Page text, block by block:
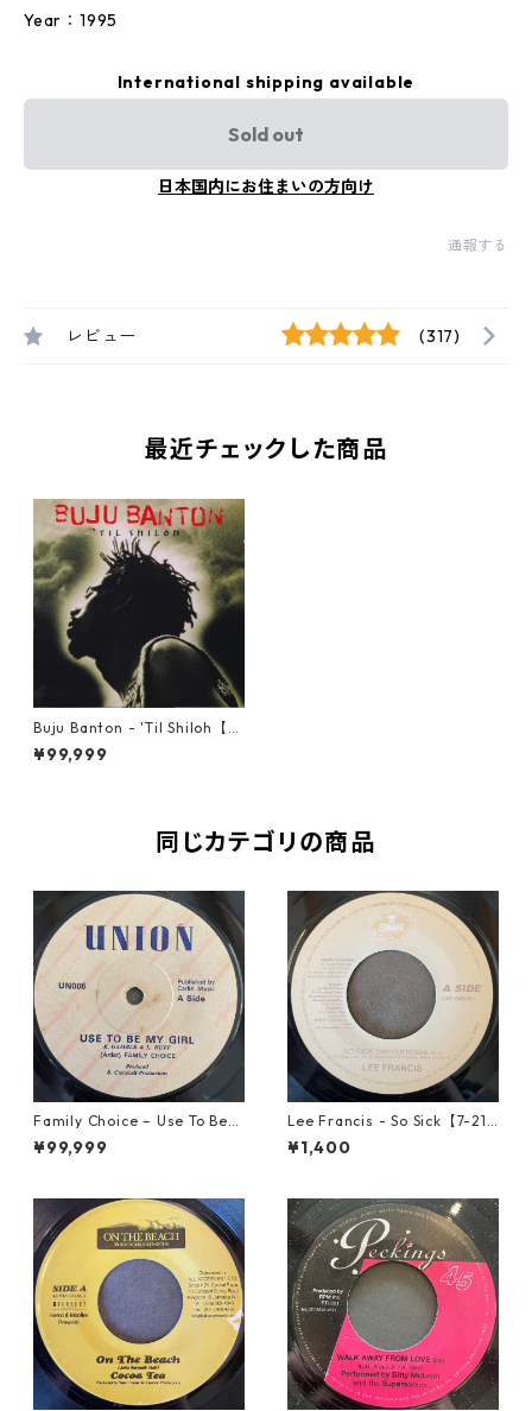
Year：1995
International shipping available
Sold out
日本国内にお住まいの方向け
通報する
レビュー (317)
最近チェックした商品
Buju Banton - 'Til Shiloh【LP
-70027】
¥99,999
同じカテゴリの商品
Family Choice – Use To Be
My Girl【7-22004】
¥99,999
Lee Francis - So Sick【7-219
25】
¥1,400